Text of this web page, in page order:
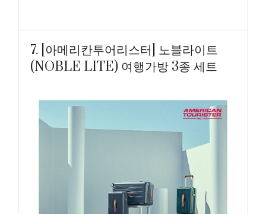
7. [아메리칸투어리스터] 노블라이트
(NOBLE LITE) 여행가방 3종 세트